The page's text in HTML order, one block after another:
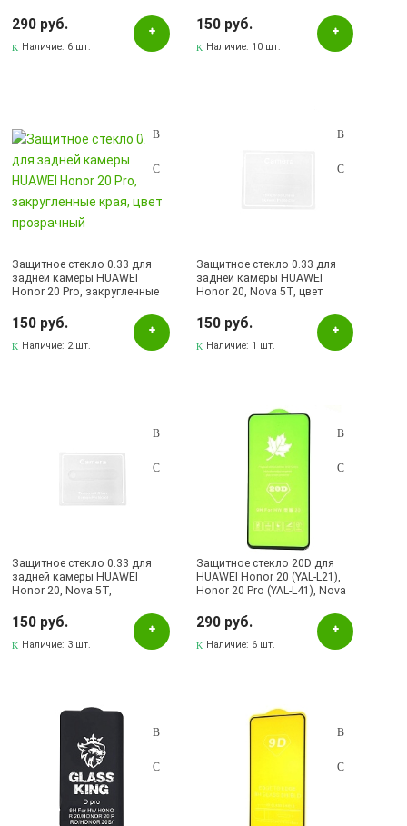
черный
290 руб.
Наличие: 6 шт.
цвет прозрачный
150 руб.
Наличие: 10 шт.
Защитное стекло 0.33 для
задней камеры HUAWEI
Honor 20 Pro, закругленные
150 руб.
Наличие: 2 шт.
Защитное стекло 0.33 для
задней камеры HUAWEI
Honor 20, Nova 5T, цвет
150 руб.
Наличие: 1 шт.
Защитное стекло 0.33 для
задней камеры HUAWEI
Honor 20, Nova 5T,
прозрачный
150 руб.
Наличие: 3 шт.
Защитное стекло 20D для
HUAWEI Honor 20 (YAL-L21),
Honor 20 Pro (YAL-L41), Nova
черный
290 руб.
Наличие: 6 шт.